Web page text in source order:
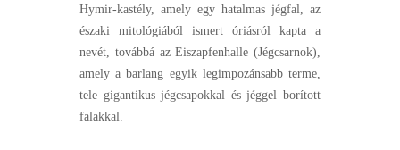
Hymir-kastély, amely egy hatalmas jégfal, az
északi mitológiából ismert óriásról kapta a
nevét, továbbá az Eiszapfenhalle (Jégcsarnok),
amely a barlang egyik legimpozánsabb terme,
tele gigantikus jégcsapokkal és jéggel borított
falakkal.